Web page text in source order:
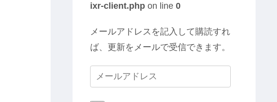
ixr-client.php on line 0
メールアドレスを記入して購読すれ
ば、更新をメールで受信できます。